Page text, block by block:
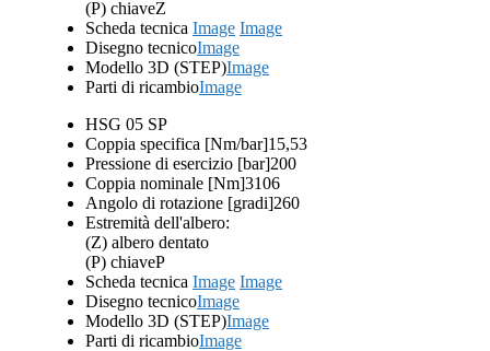
(P) chiaveZ
Scheda tecnica Image Image
Disegno tecnicoImage
Modello 3D (STEP)Image
Parti di ricambioImage
HSG 05 SP
Coppia specifica [Nm/bar]15,53
Pressione di esercizio [bar]200
Coppia nominale [Nm]3106
Angolo di rotazione [gradi]260
Estremità dell'albero:
(Z) albero dentato
(P) chiaveP
Scheda tecnica Image Image
Disegno tecnicoImage
Modello 3D (STEP)Image
Parti di ricambioImage